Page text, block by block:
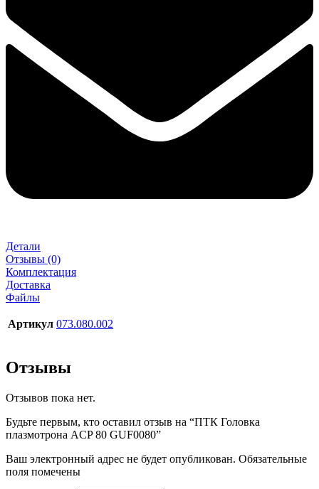
Детали
Отзывы (0)
Комплектация
Доставка
Файлы
Артикул 073.080.002
Отзывы
Отзывов пока нет.
Будьте первым, кто оставил отзыв на “ПТК Головка
плазмотрона ACP 80 GUF0080”
Ваш электронный адрес не будет опубликован. Обязательные
поля помечены